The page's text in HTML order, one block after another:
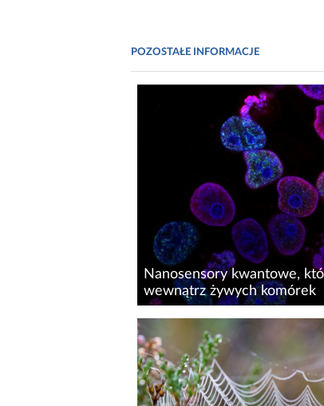
POZOSTAŁE INFORMACJE
Nanosensory kwantowe,
wewnątrz żywych komórek
Żywa komórka jest
temperatura, reakcje redoks,
aktywność organelli
skali trudnej do uchwycenia